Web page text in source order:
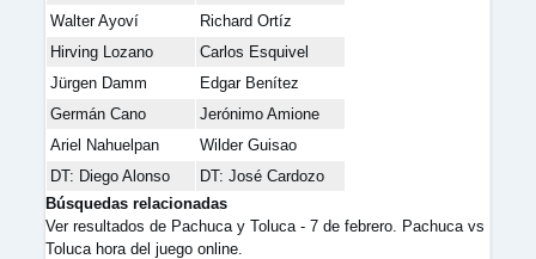
Walter Ayoví
Richard Ortíz
Hirving Lozano
Carlos Esquivel
Jürgen Damm
Edgar Benítez
Germán Cano
Jerónimo Amione
Ariel Nahuelpan
Wilder Guisao
DT: Diego Alonso
DT: José Cardozo
Búsquedas relacionadas
Ver resultados de Pachuca y Toluca - 7 de febrero. Pachuca vs
Toluca hora del juego online.